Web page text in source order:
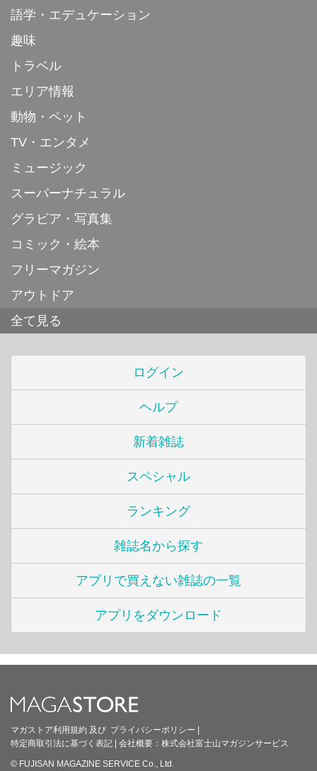
語学・エデュケーション
趣味
トラベル
エリア情報
動物・ペット
TV・エンタメ
ミュージック
スーパーナチュラル
グラビア・写真集
コミック・絵本
フリーマガジン
アウトドア
全て見る
ログイン
ヘルプ
新着雑誌
スペシャル
ランキング
雑誌名から探す
アプリで買えない雑誌の一覧
アプリをダウンロード
マガストア利用規約 及び プライバシーポリシー
特定商取引法に基づく表記
会社概要： 株式会社富士山マガジンサービス
© FUJISAN MAGAZINE SERVICE Co., Ltd.